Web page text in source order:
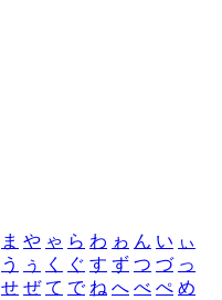
ま や ゃ ら わ ゎ ん い ぃ
う ぅ く ぐ す ず つ づ っ
せ ぜ て で ね へ べ ぺ め